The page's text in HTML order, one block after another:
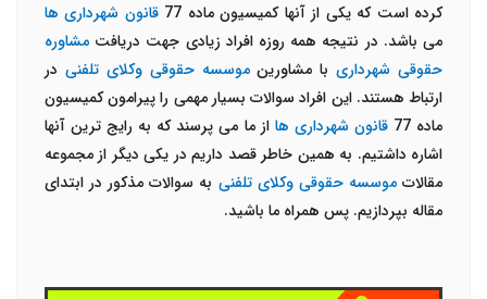
کرده است که یکی از آنها کمیسیون ماده 77
قانون شهرداری ها
می باشد. در نتیجه همه روزه افراد زیادی جهت دریافت مشاوره
حقوقی شهرداریبا مشاورینموسسه حقوقی وکلای تلفنی در
ارتباط هستند. این افراد سوالات بسیار مهمی را پیرامون کمیسیون
ماده 77
قانون شهرداری ها از ما می پرسند که به رایج ترین آنها
اشاره داشتیم. به همین خاطر قصد داریم در یکی دیگر از مجموعه
مقالاتموسسه حقوقی وکلای تلفنی به سوالات مذکور در ابتدای
مقاله بپردازیم. پس همراه ما باشید.